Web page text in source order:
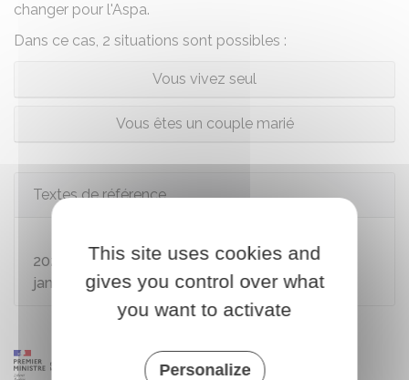
changer pour l'Aspa.
Dans ce cas, 2 situations sont possibles :
Vous vivez seul
Vous êtes un couple marié
Textes de référence
2024 sur les revalorisations à compter du 1er
janvier 2025
This site uses cookies and
gives you control over what
you want to activate
Personalize